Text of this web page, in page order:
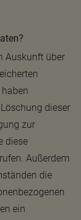
Auskunft über
dieser
zur
diese
Außerdem
die
ein